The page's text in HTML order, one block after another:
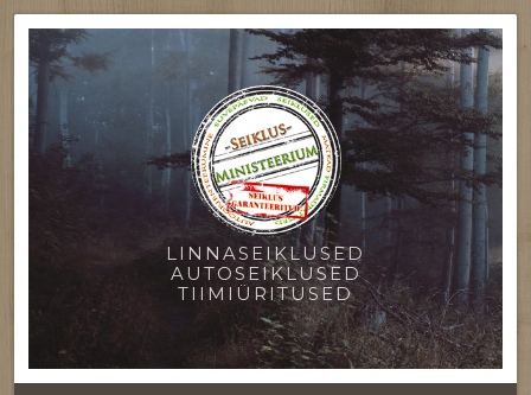
LINNASEIKLUSED
AUTOSEIKLUSED
TIIMIÜRITUSED